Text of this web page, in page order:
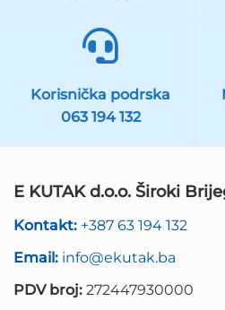
Korisnička podrska
063 194 132
E KUTAK d.o.o. Široki
Kontakt: +387 63 194 132
Email: info@ekutak.ba
PDV broj: 272447930000